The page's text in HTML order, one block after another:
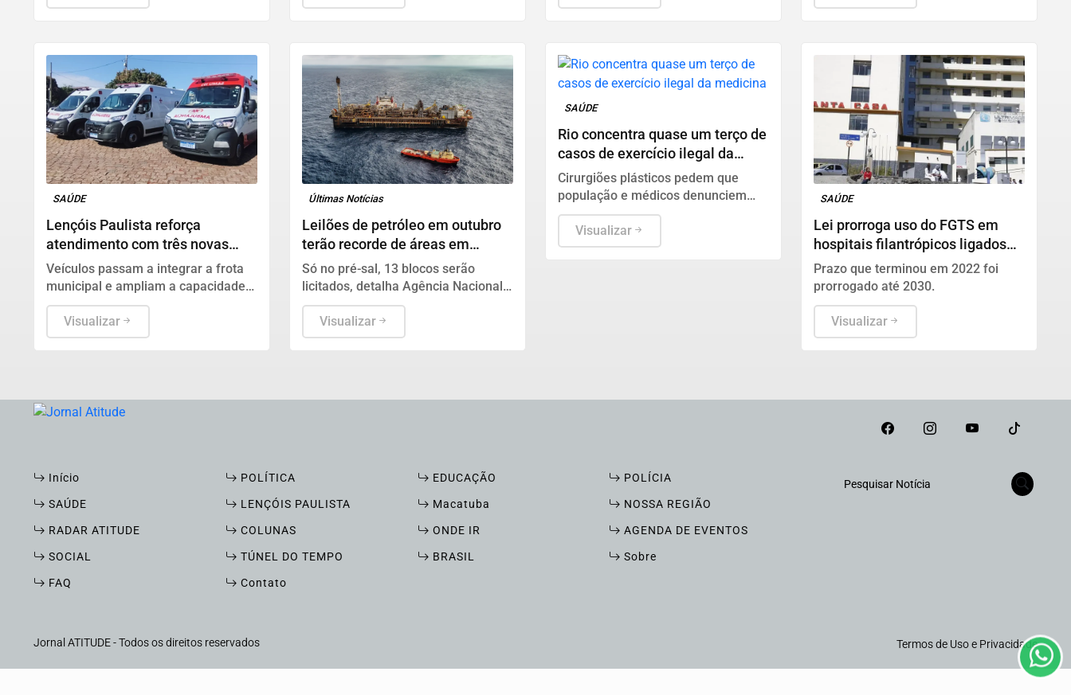
crítica política
moradores de Lençóis Paulista
SAÚDE
Lençóis Paulista reforça
atendimento com três novas
ambulâncias
Veículos passam a integrar a frota
municipal e ampliam a capacidade
de resposta nos atendimentos de
urgência e emergência
Visualizar
Últimas Notícias
Leilões de petróleo em outubro
terão recorde de áreas em
disputa
Só no pré-sal, 13 blocos serão
licitados, detalha Agência Nacional
do Petróleo, Gás Natural e
Biocombustíveis (ANP).
Visualizar
SAÚDE
Rio concentra quase um terço de
casos de exercício ilegal da
medicina
Cirurgiões plásticos pedem que
população e médicos denunciem
irregularidades aos conselhos e à
Sociedade Brasileira de Cirurgia
Plástica.
Visualizar
SAÚDE
Lei prorroga uso do FGTS em
hospitais filantrópicos ligados
ao SUS
Prazo que terminou em 2022 foi
prorrogado até 2030.
Visualizar
Início POLÍTICA EDUCAÇÃO
POLÍCIA
SAÚDE
LENÇÓIS PAULISTA Macatuba
NOSSA REGIÃO
RADAR ATITUDE
COLUNAS ONDE IR
AGENDA DE EVENTOS
SOCIAL
TÚNEL DO TEMPO BRASIL
Sobre
FAQ
Contato
Pesquisar Notícia
Jornal ATITUDE - Todos os direitos reservados Termos de Uso e Privacidade
com nossos Termos de Uso e Privacidade.